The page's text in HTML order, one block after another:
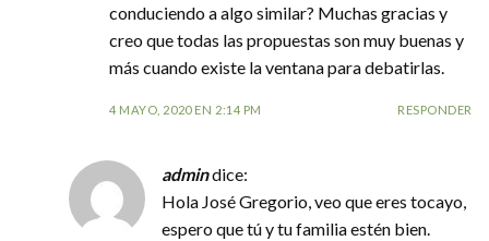
conduciendo a algo similar? Muchas gracias y
creo que todas las propuestas son muy buenas y
más cuando existe la ventana para debatirlas.
4 MAYO, 2020 EN 2:14 PM RESPONDER
admindice:
Hola José Gregorio, veo que eres tocayo,
espero que tú y tu familia estén bien.